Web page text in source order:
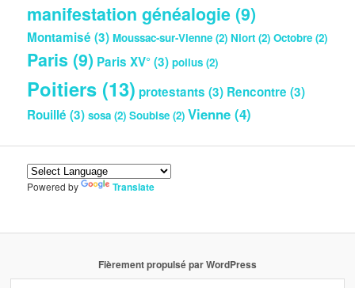
manifestation généalogie(9)
Montamisé (3) Moussac-sur-Vienne (2) Niort (2) Octobre (2)
Paris (9) Paris XV°(3) poilus (2)
Poitiers (13) protestants (3) Rencontre (3)
Rouillé (3) sosa (2) Soubise (2) Vienne (4)
Powered by Translate
Fièrement propulsé par WordPress